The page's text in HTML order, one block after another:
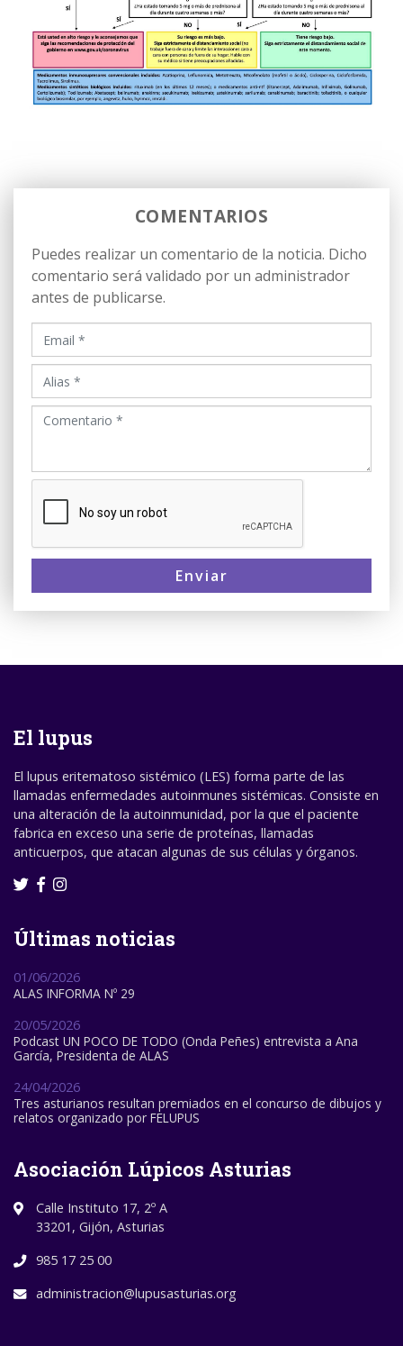
COMENTARIOS
Puedes realizar un comentario de la noticia. Dicho
comentario será validado por un administrador
antes de publicarse.
Enviar
El lupus
El lupus eritematoso sistémico (LES) forma parte de las
llamadas enfermedades autoinmunes sistémicas. Consiste en
una alteración de la autoinmunidad, por la que el paciente
fabrica en exceso una serie de proteínas, llamadas
anticuerpos, que atacan algunas de sus células y órganos.
Últimas noticias
01/06/2026
ALAS INFORMA Nº 29
20/05/2026
Podcast UN POCO DE TODO (Onda Peñes) entrevista a Ana
García, Presidenta de ALAS
24/04/2026
Tres asturianos resultan premiados en el concurso de dibujos y
relatos organizado por FELUPUS
Asociación Lúpicos Asturias
Calle Instituto 17, 2º A
33201, Gijón, Asturias
985 17 25 00
administracion@lupusasturias.org